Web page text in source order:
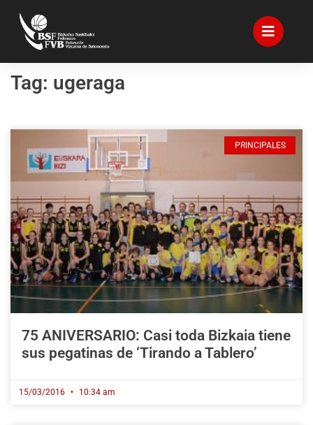
Tag: ugeraga
PRINCIPALES
75 ANIVERSARIO: Casi toda Bizkaia tiene
sus pegatinas de ‘Tirando a Tablero’
15/03/2016 10:34 am